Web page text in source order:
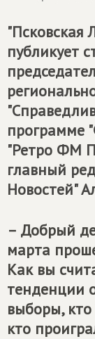
"Псковская
публикует
программе
"Ретро ФМ
главный
Новостей"
– Добрый
марта
Как вы
тенденции
выборы,
кто